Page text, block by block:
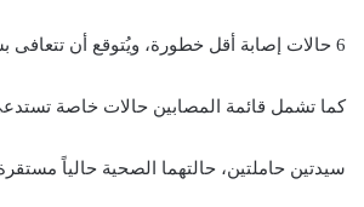
6 حالات إصابة أقل خطورة، ويُتوقع أن تتعافى بشكل أسرع.
كما تشمل قائمة المصابين حالات خاصة
سيدتين حاملتين، حالتهما الصحية حالياً